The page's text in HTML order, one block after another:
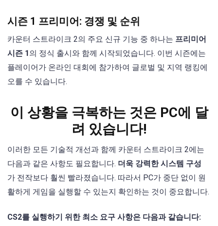
시즌 1 프리미어: 경쟁 및 순위
카운터 스트라이크 2의 주요 신규 기능 중 하나는 프리미어
시즌 1의 정식 출시와 함께 시작되었습니다. 이번 시즌에는
플레이어가 온라인 대회에 참가하여 글로벌 및 지역 랭킹에
오를 수 있습니다.
이 상황을 극복하는 것은 PC에 달
려 있습니다!
이러한 모든 기술적 개선과 함께 카운터 스트라이크 2에는
다음과 같은 사항도 필요합니다. 더욱 강력한 시스템 구성
가 전작보다 훨씬 빨라졌습니다. 따라서 PC가 중단 없이 원
활하게 게임을 실행할 수 있는지 확인하는 것이 중요합니다.
CS2를 실행하기 위한 최소 요구 사항은 다음과 같습니다: